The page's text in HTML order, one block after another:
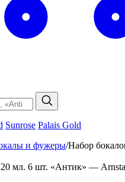
Sunrose Palais Gold
и фужеры/Набор